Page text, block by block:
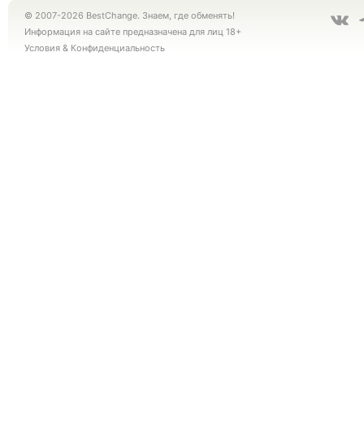
© 2007-2026 BestChange. Знаем, где обменять!
Информация на сайте предназначена для лиц 18+
Условия & Конфиденциальность